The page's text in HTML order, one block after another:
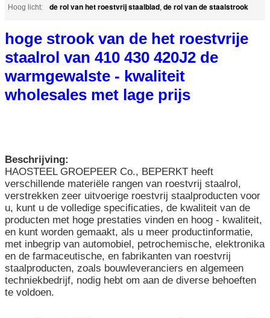
Hoog licht:
de rol van het roestvrij staalblad, de rol van de staalstrook
hoge strook van de het roestvrije
staalrol van 410 430 420J2 de
warmgewalste - kwaliteit
wholesales met lage prijs
Beschrijving:
HAOSTEEL GROEPEER Co., BEPERKT heeft
verschillende materiële rangen van roestvrij staalrol,
verstrekken zeer uitvoerige roestvrij staalproducten voor
u, kunt u de volledige specificaties, de kwaliteit van de
producten met hoge prestaties vinden en hoog - kwaliteit,
en kunt worden gemaakt, als u meer productinformatie,
met inbegrip van automobiel, petrochemische, elektronika
en de farmaceutische, en fabrikanten van roestvrij
staalproducten, zoals bouwleveranciers en algemeen
techniekbedrijf, nodig hebt om aan de diverse behoeften
te voldoen.